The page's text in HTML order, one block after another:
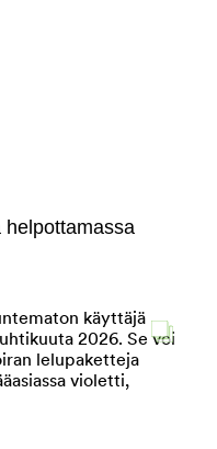
helpottamassa